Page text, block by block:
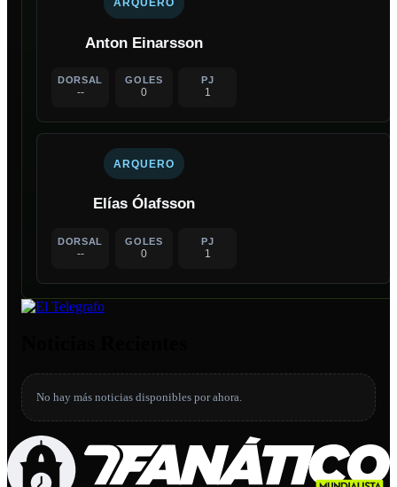
ARQUERO
Anton Einarsson
DORSAL
--
GOLES
0
PJ
1
ARQUERO
Elías Ólafsson
DORSAL
--
GOLES
0
PJ
1
No hay más noticias disponibles por ahora.